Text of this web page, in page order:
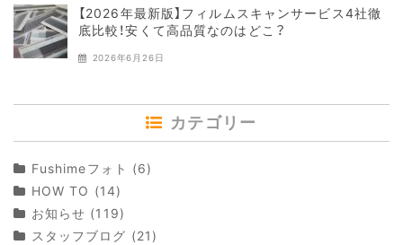
【2026年最新版】フィルムスキャンサービス4社徹
底比較！安くて高品質なのはどこ？
2026年6月26日
カテゴリー
Fushimeフォト (6)
HOW TO (14)
お知らせ (119)
スタッフブログ (21)